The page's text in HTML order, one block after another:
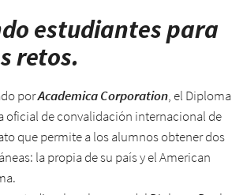
estudiantes para
retos.
porAcademica Corporation, el Diploma
oficial de convalidación internacional de
que permite a los alumnos obtener dos
la propia de su país y el American